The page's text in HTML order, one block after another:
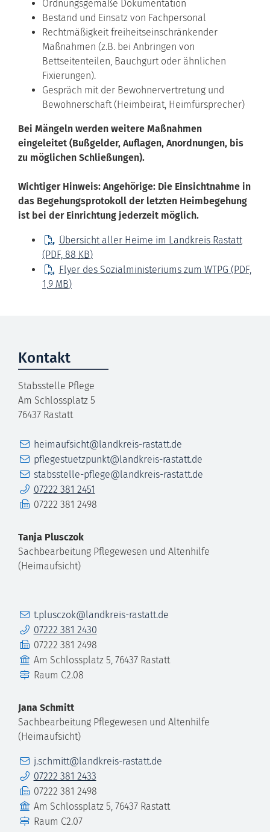
Ordnungsgemäße Dokumentation
Bestand und Einsatz von Fachpersonal
Rechtmäßigkeit freiheitseinschränkender
Maßnahmen (z.B. bei Anbringen von
Bettseitenteilen, Bauchgurt oder ähnlichen
Fixierungen).
Gespräch mit der Bewohnervertretung und
Bewohnerschaft (Heimbeirat, Heimfürsprecher)
Bei Mängeln werden weitere Maßnahmen
eingeleitet (Bußgelder, Auflagen, Anordnungen, bis
zu möglichen Schließungen).
Wichtiger Hinweis: Angehörige: Die Einsichtnahme in
das Begehungsprotokoll der letzten Heimbegehung
ist bei der Einrichtung jederzeit möglich.
Übersicht aller Heime im Landkreis Rastatt
(PDF, 88 KB)
Flyer des Sozialministeriums zum WTPG (PDF,
1,9 MB)
Kontakt
Stabsstelle Pflege
Am Schlossplatz 5
76437 Rastatt
E-Mailheimaufsicht@landkreis-rastatt.de
E-Mailpflegestuetzpunkt@landkreis-rastatt.de
E-Mailstabsstelle-pflege@landkreis-rastatt.de
Telefon07222 381 2451
Fax 07222 381 2498
Tanja Plusczok
Sachbearbeitung Pflegewesen und Altenhilfe
(Heimaufsicht)
E-Mailt.plusczok@landkreis-rastatt.de
Telefon07222 381 2430
Fax 07222 381 2498
Gebäude
Am Schlossplatz 5, 76437 Rastatt
Raum C2.08
Jana Schmitt
Sachbearbeitung Pflegewesen und Altenhilfe
(Heimaufsicht)
E-Mailj.schmitt@landkreis-rastatt.de
Telefon07222 381 2433
Fax 07222 381 2498
Gebäude
Am Schlossplatz 5, 76437 Rastatt
Raum C2.07